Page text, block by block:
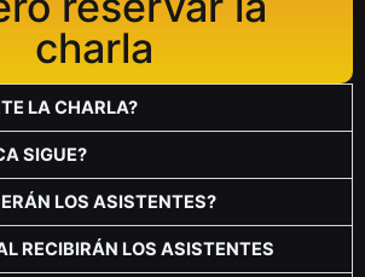
charla
LA CHARLA?
SIGUE?
LOS ASISTENTES?
RECIBIRÁN LOS ASISTENTES